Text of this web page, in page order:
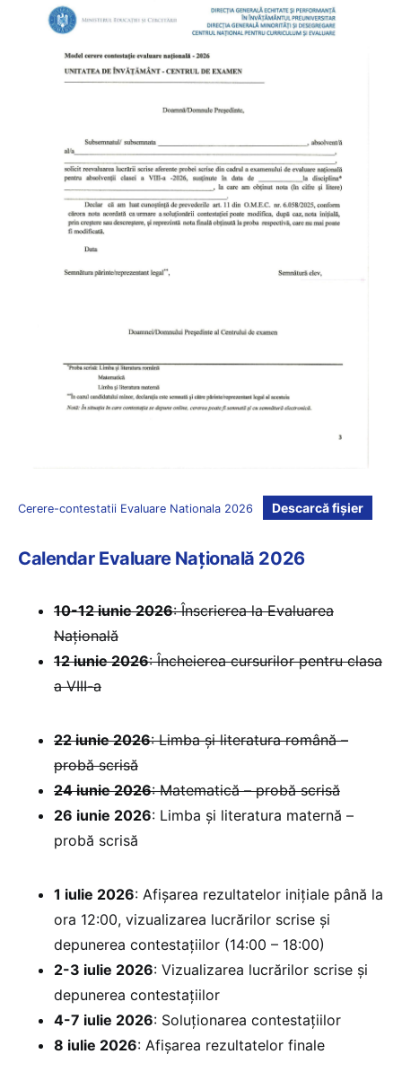
Cerere-contestatii Evaluare Nationala 2026 Descarcă fișier
Calendar Evaluare Națională 2026
10-12 iunie 2026: Înscrierea la Evaluarea
Națională
12 iunie 2026: Încheierea cursurilor pentru clasa
a VIII-a
22 iunie 2026: Limba și literatura română –
probă scrisă
24 iunie 2026: Matematică – probă scrisă
26 iunie 2026: Limba și literatura maternă –
probă scrisă
1 iulie 2026: Afișarea rezultatelor inițiale până la
ora 12:00, vizualizarea lucrărilor scrise și
depunerea contestațiilor (14:00 – 18:00)
2-3 iulie 2026: Vizualizarea lucrărilor scrise și
depunerea contestațiilor
4-7 iulie 2026: Soluționarea contestațiilor
8 iulie 2026: Afișarea rezultatelor finale